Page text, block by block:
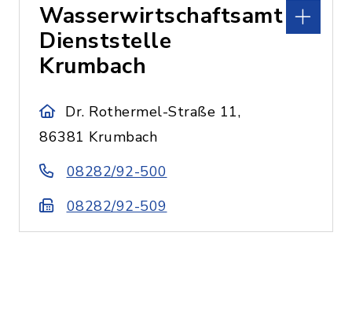
Wasserwirtschaftsamt
Dienststelle
Krumbach
Dr. Rothermel-Straße 11,
86381 Krumbach
08282/92-500
08282/92-509